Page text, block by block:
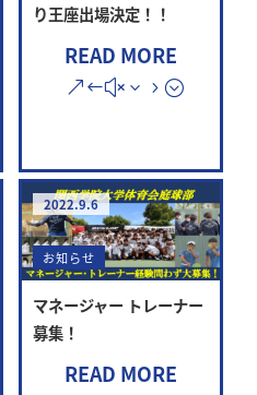
り王座出場決定！！
READ MORE
2022.9.6
お知らせ
マネージャー トレーナー
募集！
READ MORE